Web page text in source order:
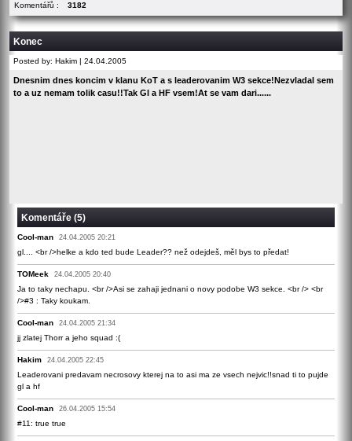
Komentářů :
3182
Konec
Posted by: Hakim | 24.04.2005
Dnesnim dnes koncim v klanu KoT a s leaderovanim W3 sekce!Nezvladal sem
to a uz nemam tolik casu!!Tak Gl a HF vsem!At se vam dari......
Komentáře (5)
Cool-man 24.04.2005 20:21
gl.... <br />helke a kdo ted bude Leader?? než odejdeš, měl bys to předat!
TOMeek 24.04.2005 20:40
Ja to taky nechapu. <br />Asi se zahaji jednani o novy podobe W3 sekce. <br /> <br
/>#3 : Taky koukam.
Cool-man 24.04.2005 21:34
jj zlatej Thorr a jeho squad :(
Hakim 24.04.2005 22:45
Leaderovani predavam necrosovy kterej na to asi ma ze vsech nejvic!!snad ti to pujde
gl a hf
Cool-man 26.04.2005 15:54
#11: true true